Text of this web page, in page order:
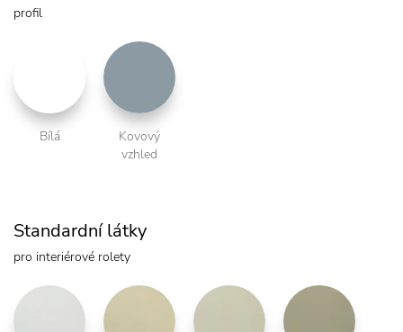
profil
Bílá
Kovový
vzhled
Standardní látky
pro interiérové rolety